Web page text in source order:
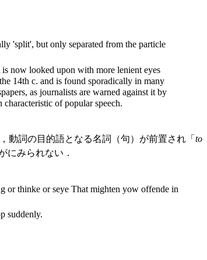
'split', but only separated from the particle
now looked upon with more lenient eyes
14th c. and is found sporadically in many
as journalists are warned against it by
of popular speech.
動詞の目的語となる名詞（句）が前置され「 to
にみられない．
or thinke or seye That mighten yow offende in
suddenly.